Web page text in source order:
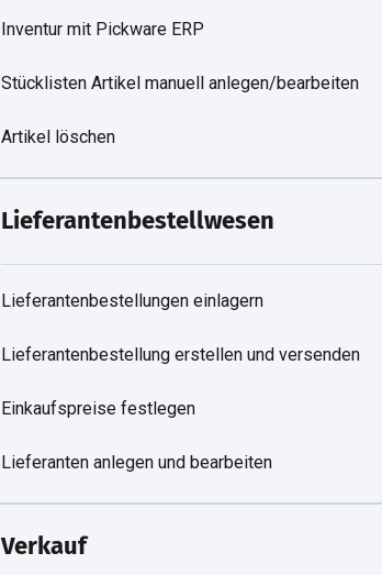
Inventur mit Pickware ERP
Stücklisten Artikel manuell anlegen/bearbeiten
Artikel löschen
Lieferantenbestellwesen
Lieferantenbestellungen einlagern
Lieferantenbestellung erstellen und versenden
Einkaufspreise festlegen
Lieferanten anlegen und bearbeiten
Verkauf